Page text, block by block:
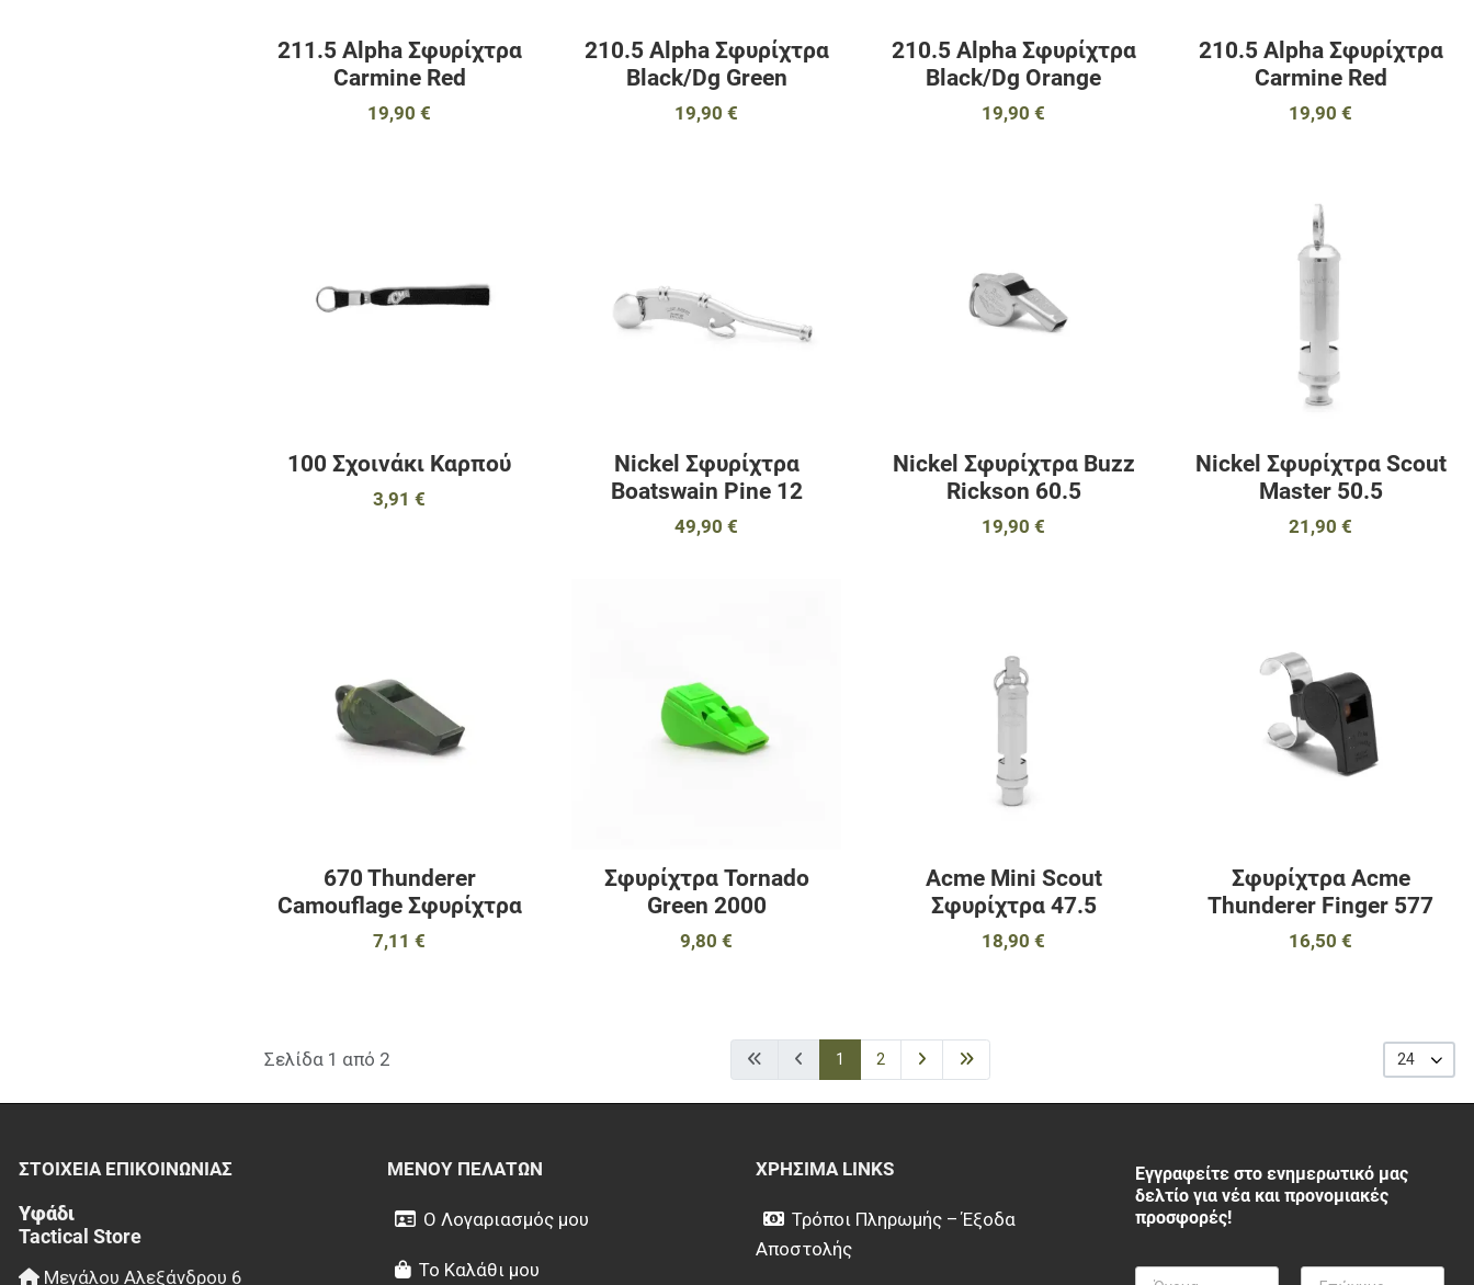
211.5 Alpha Σφυρίχτρα
Carmine Red
19,90 €
210.5 Alpha Σφυρίχτρα
Black/Dg Green
19,90 €
210.5 Alpha Σφυρίχτρα
Black/Dg Orange
19,90 €
210.5 Alpha Σφυρίχτρα
Carmine Red
19,90 €
100 Σχοινάκι Καρπού
3,91 €
Nickel Σφυρίχτρα
Boatswain Pine 12
49,90 €
Προσθήκη για σύγκριση
Nickel Σφυρίχτρα Buzz
Rickson 60.5
19,90 €
Nickel Σφυρίχτρα Scout
Master 50.5
21,90 €
670 Thunderer
Camouflage Σφυρίχτρα
7,11 €
Σφυρίχτρα Tornado
Green 2000
9,80 €
Προσθήκη για σύγκριση
Acme Mini Scout
Σφυρίχτρα 47.5
18,90 €
Σφυρίχτρα Acme
Thunderer Finger 577
16,50 €
Σελίδα 1 από 2 1 2 24
ΣΤΟΙΧΕΊΑ EΠΙΚΟΙΝΩΝΊΑΣ
Υφάδι
Tactical Store
Μεγάλου Αλεξάνδρου 6
ΜΕΝΟΎ ΠΕΛΑΤΏΝ
Ο Λογαριασμός μου
Το Καλάθι μου
ΧΡΉΣΙΜΑ LINKS
Τρόποι Πληρωμής – Έξοδα
Αποστολής
Εγγραφείτε στο ενημερωτικό μας
δελτίο για νέα και προνομιακές
προσφορές!